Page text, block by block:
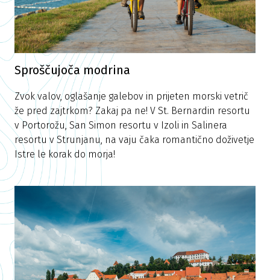
Sproščujoča modrina
Zvok valov, oglašanje galebov in prijeten morski vetrič
že pred zajtrkom? Zakaj pa ne! V St. Bernardin resortu
v Portorožu, San Simon resortu v Izoli in Salinera
resortu v Strunjanu, na vaju čaka romantično doživetje
Istre le korak do morja!